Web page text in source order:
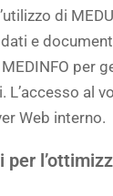
di
e
per
L’accesso al
Web interno.
per